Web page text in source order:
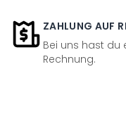
ZAHLUNG AUF
Bei uns hast du
Rechnung.